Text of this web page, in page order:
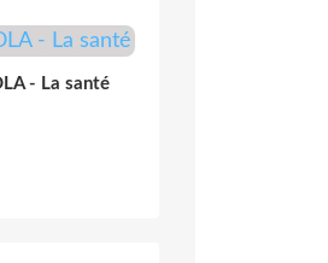
- La santé